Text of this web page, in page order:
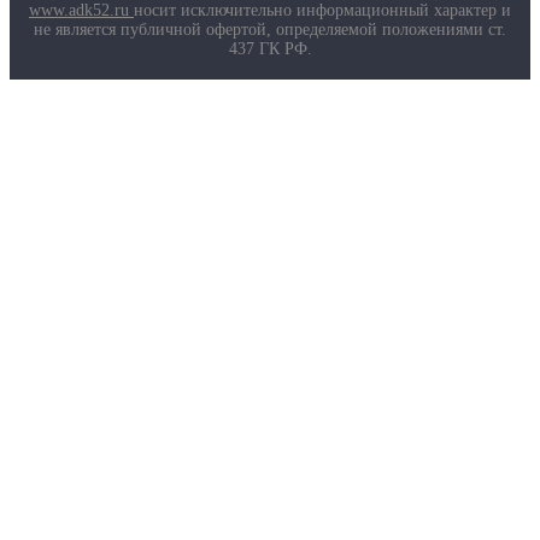
Маркировка противогазов
Основные ТР ТС, ГОСТ и ТУ
www.adk52.ru носит исключительно информационный характер и
не является публичной офертой, определяемой положениями ст.
437 ГК РФ.